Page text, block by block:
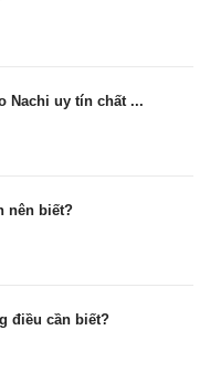
Nachi uy tín chất ...
nên biết?
điều cần biết?